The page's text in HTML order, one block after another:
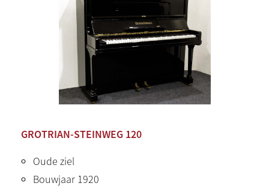
GROTRIAN-STEINWEG 120
Oude ziel
Bouwjaar 1920